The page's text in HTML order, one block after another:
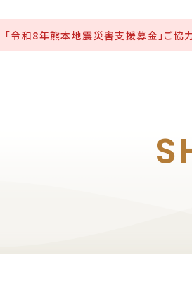
「令和8年熊本地震災害支援募金」ご協